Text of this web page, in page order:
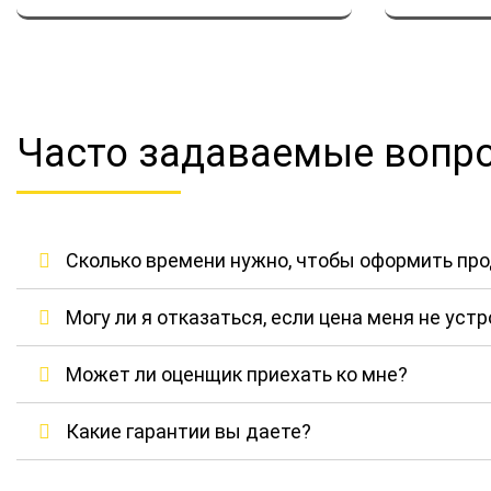
Часто задаваемые
Сколько времени нужно, чтобы оформить
Могу ли я отказаться, если цена меня не
Может ли оценщик приехать ко мне?
Какие гарантии вы даете?